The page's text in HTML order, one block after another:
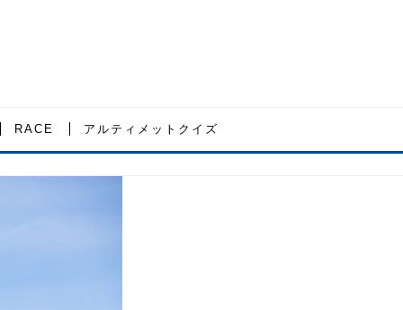
RACE アルティメットクイズ